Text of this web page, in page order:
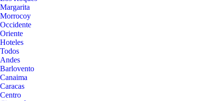
Margarita
Morrocoy
Occidente
Oriente
Hoteles
Todos
Andes
Barlovento
Canaima
Caracas
Centro